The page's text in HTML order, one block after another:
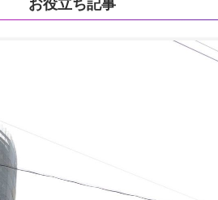
お役立ち記事